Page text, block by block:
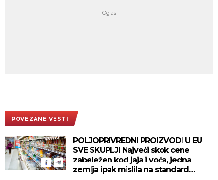
POVEZANE VESTI
POLJOPRIVREDNI PROIZVODI U EU
SVE SKUPLJI Najveći skok cene
zabeležen kod jaja i voća, jedna
zemlja ipak mislila na standard